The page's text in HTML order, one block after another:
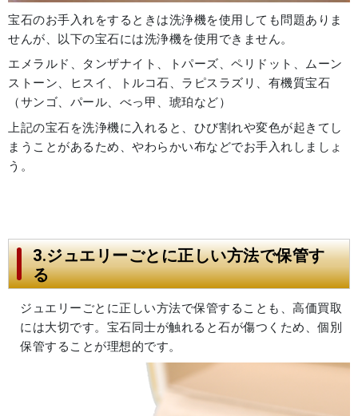
宝石のお手入れをするときは洗浄機を使用しても問題ありま
せんが、以下の宝石には洗浄機を使用できません。
エメラルド、タンザナイト、トパーズ、ペリドット、ムーン
ストーン、ヒスイ、トルコ石、ラピスラズリ、有機質宝石
（サンゴ、パール、べっ甲、琥珀など）
上記の宝石を洗浄機に入れると、ひび割れや変色が起きてし
まうことがあるため、やわらかい布などでお手入れしましょ
う。
3.ジュエリーごとに正しい方法で保管す
る
ジュエリーごとに正しい方法で保管することも、高価買取
には大切です。宝石同士が触れると石が傷つくため、個別
保管することが理想的です。